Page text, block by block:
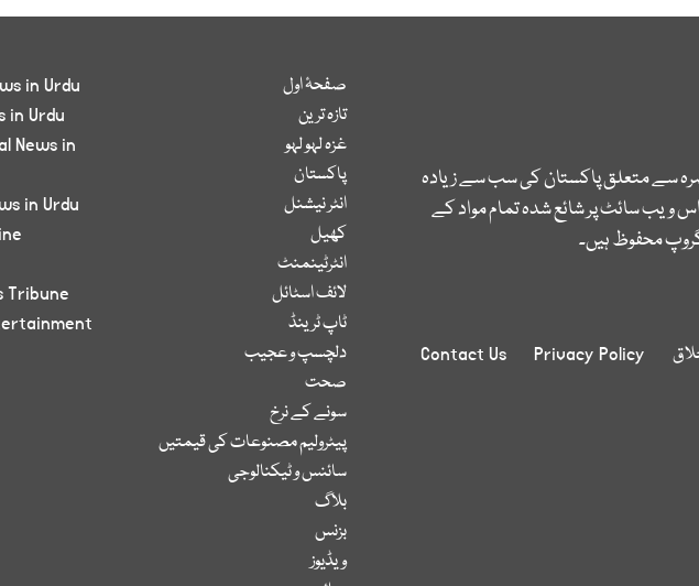
سے متعلق پاکستان کی سب سے زیادہ
ویب سائٹ پر شائع شدہ تمام مواد کے
محفوظ ہیں۔
Privacy Policy
Contact Us
صفحۂ اول
تازہ ترین
غزہ لہو لہو
پاکستان
انٹر نیشنل
کھیل
انٹرٹینمنٹ
لائف اسٹائل
ٹاپ ٹرینڈ
دلچسپ و عجیب
صحت
سونے کے نرخ
پیٹرولیم مصنوعات کی قیمتیں
سائنس و ٹیکنالوجی
بلاگ
بزنس
ویڈیوز
in Urdu
in Urdu
News in
in Urdu
Tribune